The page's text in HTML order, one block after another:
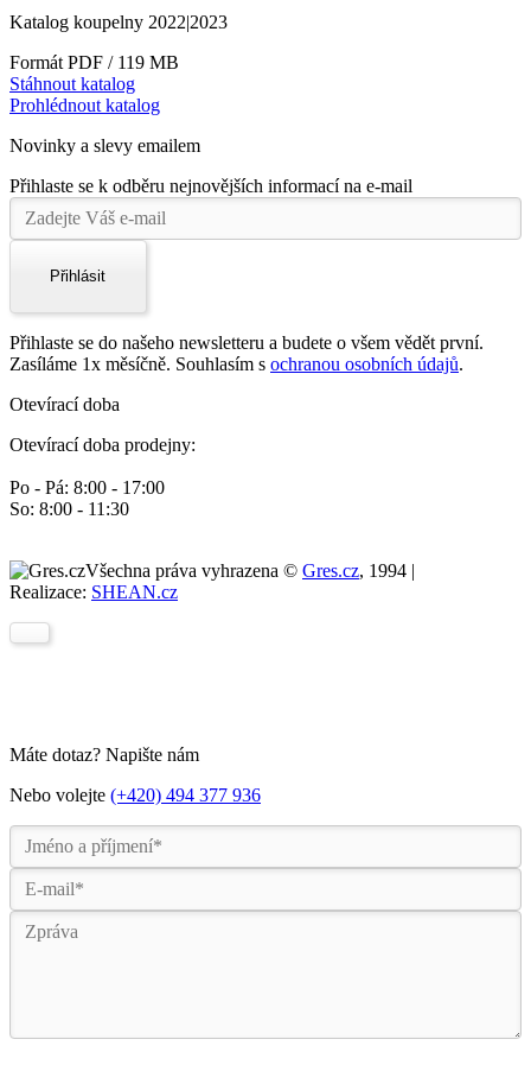
Katalog koupelny 2022|2023
Formát PDF / 119 MB
Stáhnout katalog
Prohlédnout katalog
Novinky a slevy emailem
Přihlaste se k odběru nejnovějších informací na e-mail
Přihlásit
Přihlaste se do našeho newsletteru a budete o všem vědět první.
Zasíláme 1x měsíčně. Souhlasím s ochranou osobních údajů.
Otevírací doba
Otevírací doba prodejny:
Po - Pá: 8:00 - 17:00
So: 8:00 - 11:30
Všechna práva vyhrazena © Gres.cz, 1994 |
Realizace: SHEAN.cz
Máte dotaz? Napište nám
Nebo volejte (+420) 494 377 936